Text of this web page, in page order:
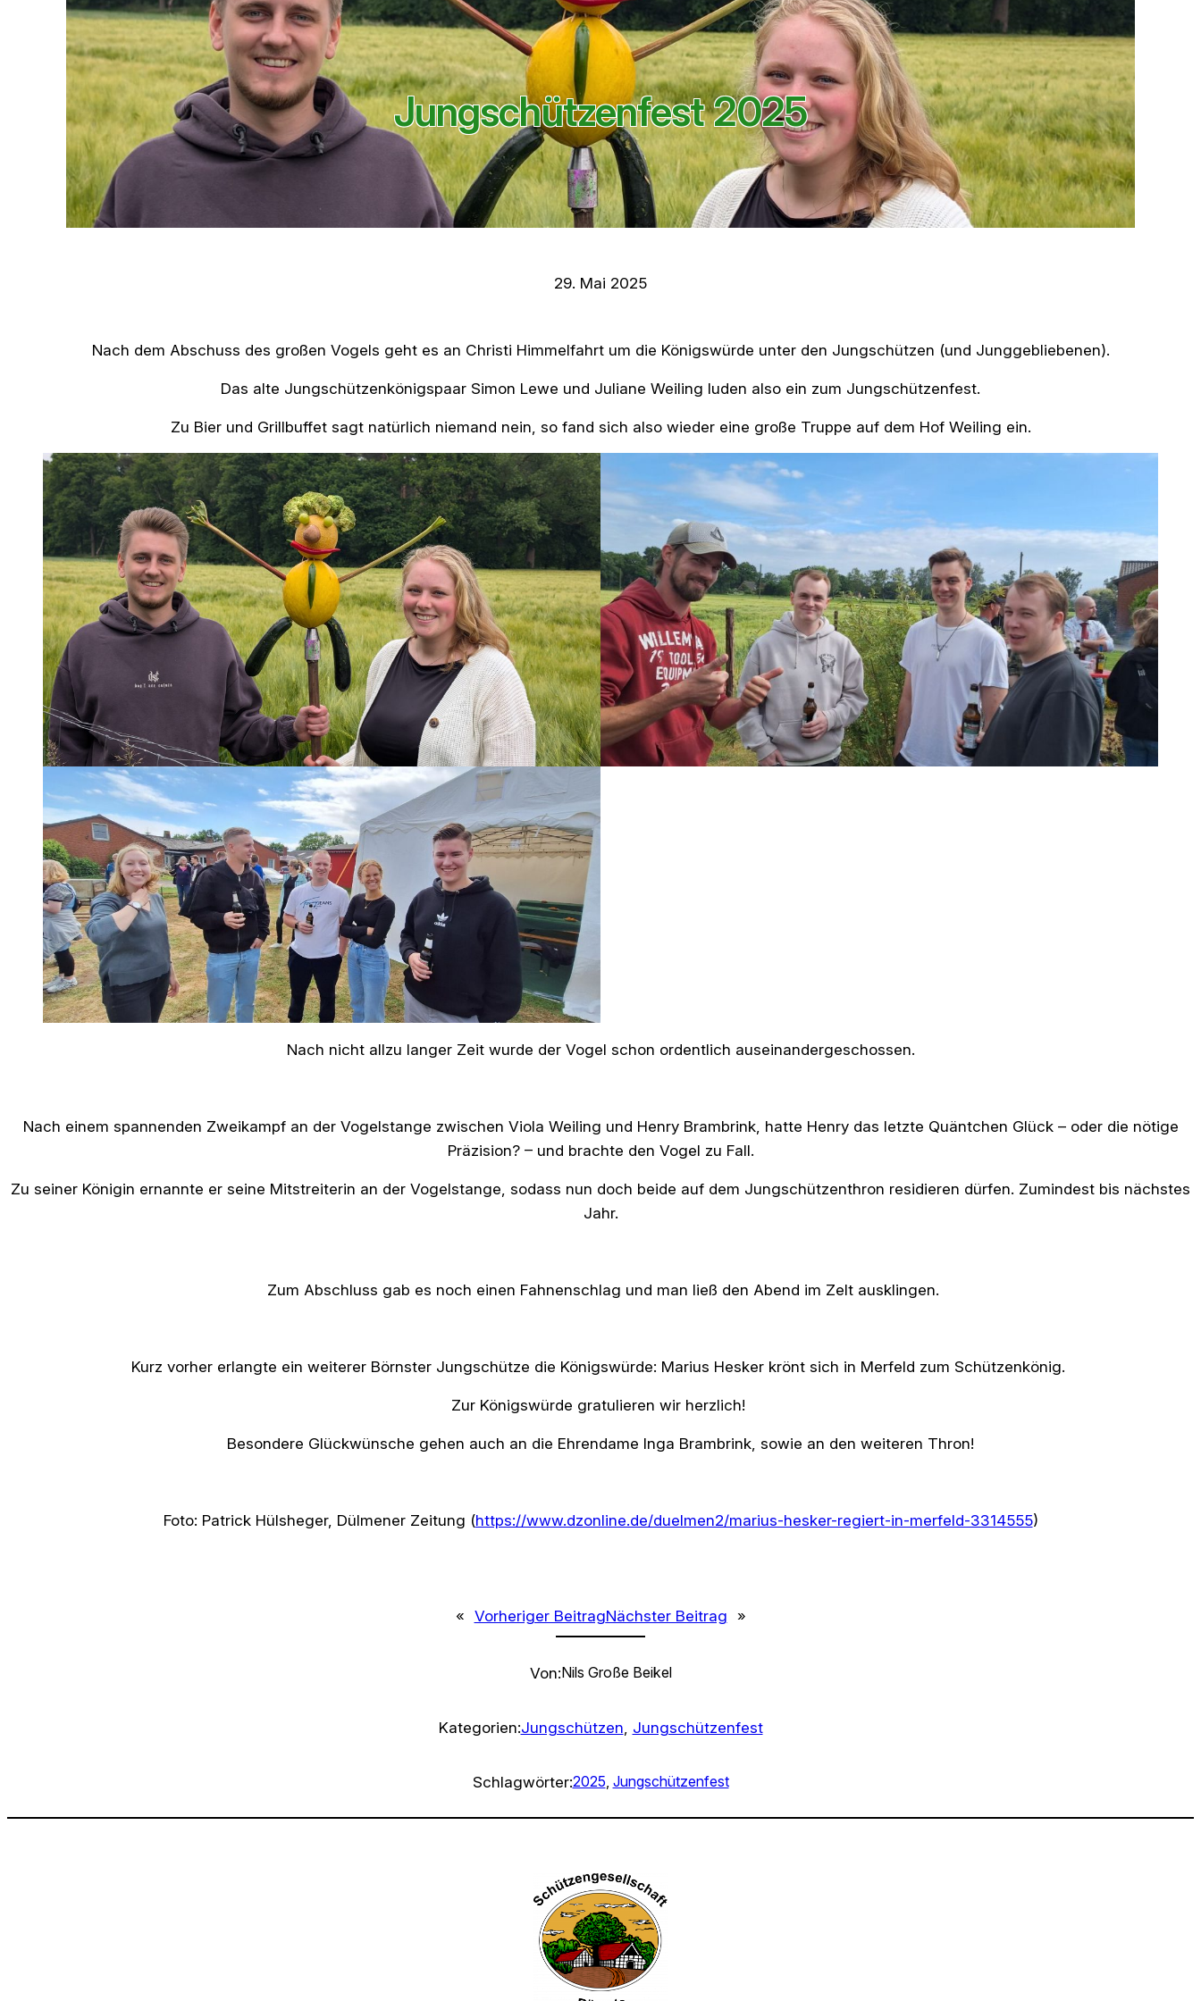
Jungschützenfest 2025
29. Mai 2025
Nach dem Abschuss des großen Vogels geht es an Christi Himmelfahrt um die Königswürde unter den Jungschützen (und Junggebliebenen).
Das alte Jungschützenkönigspaar Simon Lewe und Juliane Weiling luden also ein zum Jungschützenfest.
Zu Bier und Grillbuffet sagt natürlich niemand nein, so fand sich also wieder eine große Truppe auf dem Hof Weiling ein.
Nach nicht allzu langer Zeit wurde der Vogel schon ordentlich auseinandergeschossen.
Nach einem spannenden Zweikampf an der Vogelstange zwischen Viola Weiling und Henry Brambrink, hatte Henry das letzte Quäntchen Glück – oder die nötige
Präzision? – und brachte den Vogel zu Fall.
Zu seiner Königin ernannte er seine Mitstreiterin an der Vogelstange, sodass nun doch beide auf dem Jungschützenthron residieren dürfen. Zumindest bis nächstes
Jahr.
Zum Abschluss gab es noch einen Fahnenschlag und man ließ den Abend im Zelt ausklingen.
Kurz vorher erlangte ein weiterer Börnster Jungschütze die Königswürde: Marius Hesker krönt sich in Merfeld zum Schützenkönig.
Zur Königswürde gratulieren wir herzlich!
Besondere Glückwünsche gehen auch an die Ehrendame Inga Brambrink, sowie an den weiteren Thron!
Foto: Patrick Hülsheger, Dülmener Zeitung (https://www.dzonline.de/duelmen2/marius-hesker-regiert-in-merfeld-3314555)
« Vorheriger BeitragNächster Beitrag »
Von:Nils Große Beikel
Kategorien:Jungschützen Jungschützenfest
Schlagwörter:2025, Jungschützenfest